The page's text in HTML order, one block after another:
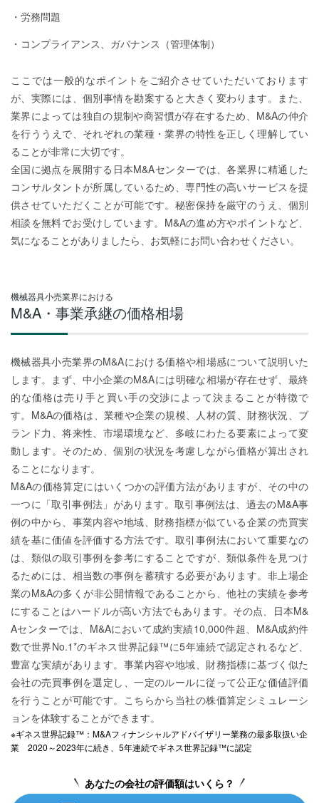
労務問題
コンプライアンス、ガバナンス（管理体制）
ここでは一般的なポイントをご紹介させていただいております
が、実際には、個別事情を勘案すると大きく変わります。また、
業界によっては独自の規制や商習慣が存在するため、M&Aの仲介
を行ううえで、それぞれの業種・業界の特性を正しく理解してい
ることが非常に大切です。
全国に拠点を展開する日本M&Aセンターでは、各業界に精通した
コンサルタントが所属しているため、専門性の高いサービスを提
供させていただくことが可能です。秘密保持を厳守のうえ、個別
相談を無料でお受けしています。M&Aの進め方やポイントなど、
気になることがありましたら、お気軽にお問い合わせください。
機械器具小売業界における
M&A・事業承継の価格相場
機械器具小売業界のM&Aにおける価格や相場感について説明いた
します。まず、中小企業のM&Aには明確な相場が存在せず、最終
的な価格は売り手と買い手の交渉によって決まることが特徴で
す。M&Aの価格は、業種や企業の規模、人材の質、財務状況、ブ
ランド力、将来性、市場環境など、多岐にわたる要素によって変
動します。そのため、個別の状況を考慮しながら価格が算出され
ることになります。
M&Aの価格算定にはいくつかの評価方法がありますが、その中の
一つに「取引事例法」があります。取引事例法は、過去のM&A事
例の中から、事業内容や地域、財務指標が似ている企業の売買実
績を基に価値を評価する方法です。取引事例法において重要なの
は、類似の取引事例を参考にすることですが、類似条件を見つけ
るためには、相当数の事例を蓄積する必要があります。非上場企
業のM&Aの多くが非公開情報であることから、他社の実績を参考
にすることはハードルが高い方法でもあります。その点、日本M&
Aセンターでは、M&Aにおいて成約実績10,000件超、M&A成約件
数で世界No.1*のギネス世界記録™に5年連続で認定されるなど、
豊富な実績があります。事業内容や地域、財務指標に基づく似た
会社の売買事例を選定し、一定のルールに従って公正な価値評価
を行うことが可能です。こちらから当社の株価算定シミュレーシ
ョンを体験することができます。
※ギネス世界記録™：M&Aフィナンシャルアドバイザリー業務の最多取扱い企
業 2020～2023年に続き、5年連続でギネス世界記録™に認定
あなたの会社の評価額はいくら？